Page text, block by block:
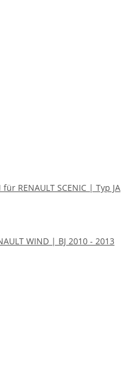
für RENAULT SCENIC | Typ JA